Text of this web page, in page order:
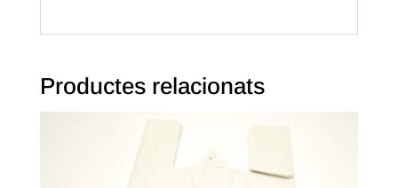
Productes relacionats